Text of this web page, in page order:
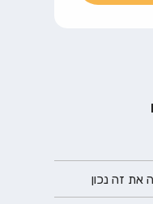
זה נכון